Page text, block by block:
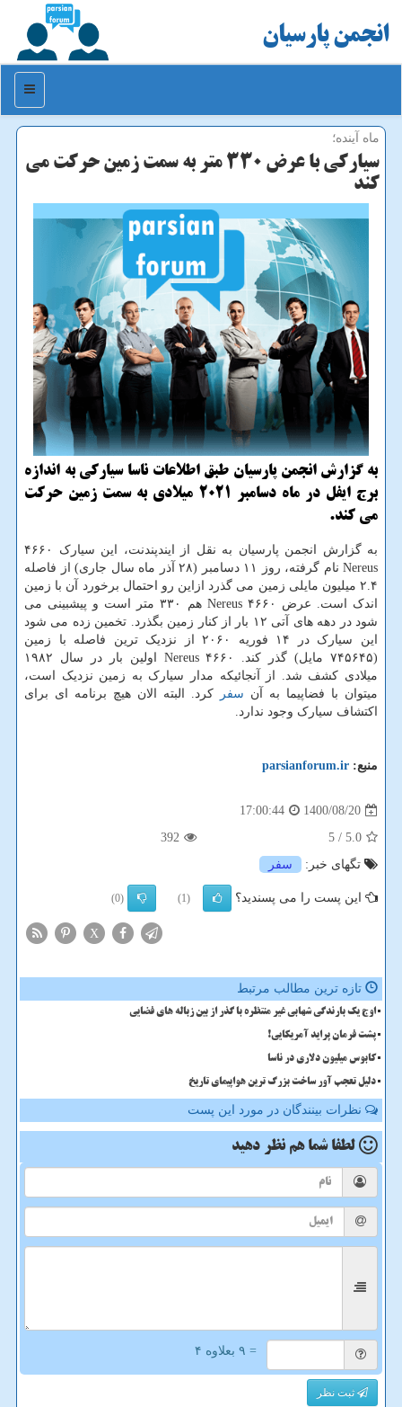
انجمن پارسیان
منو
ماه آینده؛
سیارکی با عرض ۳۳۰ متر به سمت زمین حرکت می
کند
به گزارش انجمن پارسیان طبق اطلاعات ناسا سیارکی به اندازه
برج ایفل در ماه دسامبر ۲۰۲۱ میلادی به سمت زمین حرکت
می کند.
به گزارش انجمن پارسیان به نقل از ایندپندنت، این سیارک ۴۶۶۰
Nereus نام گرفته، روز ۱۱ دسامبر (۲۸ آذر ماه سال جاری) از فاصله
۲.۴ میلیون مایلی زمین می گذرد ازاین رو احتمال برخورد آن با زمین
اندک است. عرض ۴۶۶۰ Nereus هم ۳۳۰ متر است و پیشبینی می
شود در دهه های آتی ۱۲ بار از کنار زمین بگذرد. تخمین زده می شود
این سیارک در ۱۴ فوریه ۲۰۶۰ از نزدیک ترین فاصله با زمین
(۷۴۵۶۴۵ مایل) گذر کند. ۴۶۶۰ Nereus اولین بار در سال ۱۹۸۲
میلادی کشف شد. از آنجائیکه مدار سیارک به زمین نزدیک است،
میتوان با فضاپیما به آن سفر
کرد. البته الان هیچ برنامه ای برای
اکتشاف سیارک وجود ندارد.
منبع: parsianforum.ir
1400/08/20
17:00:44
5.0
/ 5
392
تگهای خبر:
سفر
این پست را می پسندید؟ (1)
(0)
X
تازه ترین مطالب مرتبط
اوج یک بارندگی شهابی غیر منتظره با گذر از بین زباله های فضایی
پشت فرمان پراید آمریکایی!
کابوس میلیون دلاری در ناسا
دلیل تعجب آور ساخت بزرگ ترین هواپیمای تاریخ
نظرات بینندگان در مورد این پست
لطفا شما هم نظر دهید
= ۹ بعلاوه ۴
ثبت نظر